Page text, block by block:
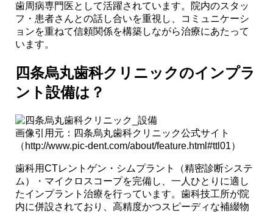
歯周病専門医として活躍されています。院内のスタッ
フ・患者さんとの話し合いを重視し、コミュニケーシ
ョンを重ねて信頼関係を構築しながら治療にあたって
います。
四条烏丸歯科クリニックのインプラ
ント設備は？
画像引用元：四条烏丸歯科クリニック公式サイト
（http://www.pic-dent.com/about/feature.html#ttl01）
歯科用CTレントゲン・シムプラント（精密診断システ
ム）・マイクロスコープを完備し、一人ひとりに適し
たインプラント治療を行っています。歯科技工所が院
内に併設されており、高精度かつスピーディな補綴物